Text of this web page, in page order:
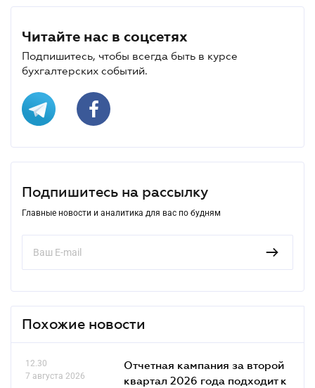
Читайте нас в соцсетях
Подпишитесь, чтобы всегда быть в курсе
бухгалтерских событий.
Подпишитесь на рассылку
Главные новости и аналитика для вас по будням
Похожие новости
12.30
7 августа 2026
Отчетная кампания за второй
квартал 2026 года подходит к